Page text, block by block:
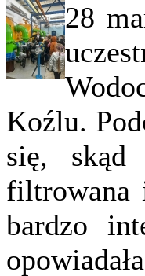
28
Koźlu.
się, skąd
filtrowana
bardzo